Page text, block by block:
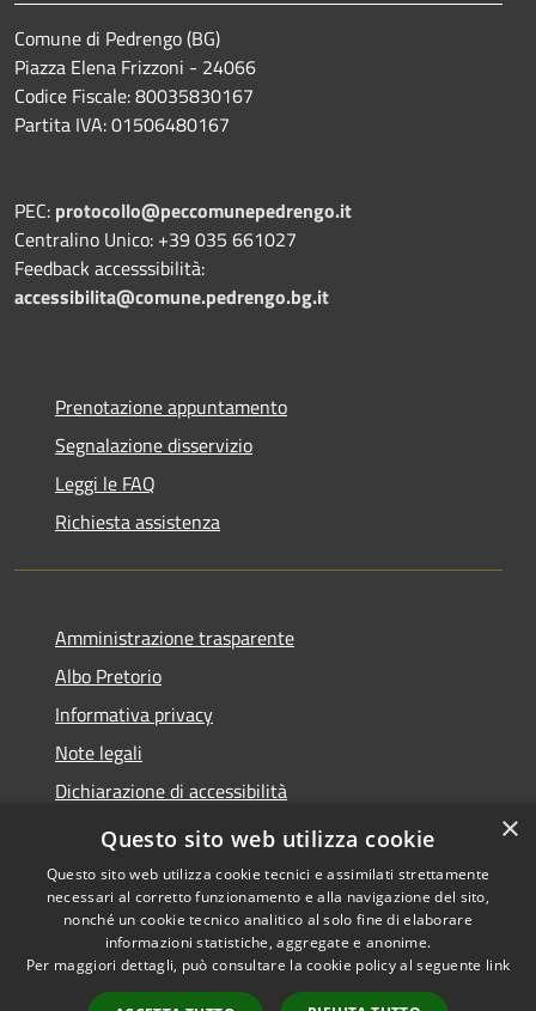
Comune di Pedrengo (BG)
Piazza Elena Frizzoni - 24066
Codice Fiscale: 80035830167
Partita IVA: 01506480167
PEC: protocollo@peccomunepedrengo.it
Centralino Unico: +39 035 661027
Feedback accesssibilità:
accessibilita@comune.pedrengo.bg.it
Prenotazione appuntamento
Segnalazione disservizio
Leggi le FAQ
Richiesta assistenza
Amministrazione trasparente
Albo Pretorio
Informativa privacy
Note legali
Dichiarazione di accessibilità
Area riservata dipendenti
Accessibilità
Copyright © 2026 • Comune di
Pedrengo • Powered by
×
Questo sito web utilizza cookie
Questo sito web utilizza cookie tecnici e assimilati strettamente
necessari al corretto funzionamento e alla navigazione del sito,
nonché un cookie tecnico analitico al solo fine di elaborare
informazioni statistiche, aggregate e anonime.
Per maggiori dettagli, può consultare la cookie policy al seguente link